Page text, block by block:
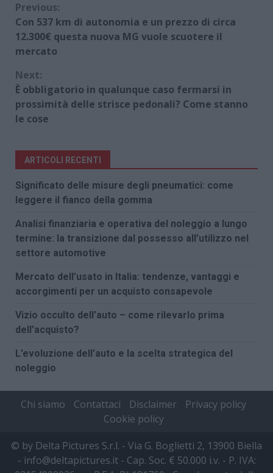
Continue
Reading
Previous:
Con 537 km di autonomia e un prezzo di circa
12.300€ questa nuova MG vuole scuotere il
mercato
Next:
È obbligatorio in qualunque caso fermarsi in
prossimità delle strisce pedonali? Come stanno
le cose
ARTICOLI RECENTI
Significato delle misure degli pneumatici: come
leggere il fianco della gomma
Analisi finanziaria e operativa del noleggio a lungo
termine: la transizione dal possesso all’utilizzo nel
settore automotive
Mercato dell’usato in Italia: tendenze, vantaggi e
accorgimenti per un acquisto consapevole
Vizio occulto dell’auto – come rilevarlo prima
dell’acquisto?
L’evoluzione dell’auto e la scelta strategica del
noleggio
Chi siamo Contattaci Disclaimer
Privacy policy
Cookie policy
© by Delta Pictures S.r.l. - Via G. Boglietti 2, 13900 Biella
- info@deltapictures.it - Cap. Soc. € 50.000 i.v. - P. IVA: